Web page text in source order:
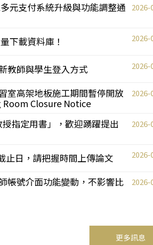
元支付系統升級與功能調整通
2026-
下載資料庫！ 2026-
教師與學生登入方式 2026-
室高架地板施工期間暫停開放
Closure Notice
2026-
指定用書」，歡迎踴躍提出
2026-
止日，請把握時間上傳論文 2026-
帳號介面功能變動，不影響比
2026-
更多訊息